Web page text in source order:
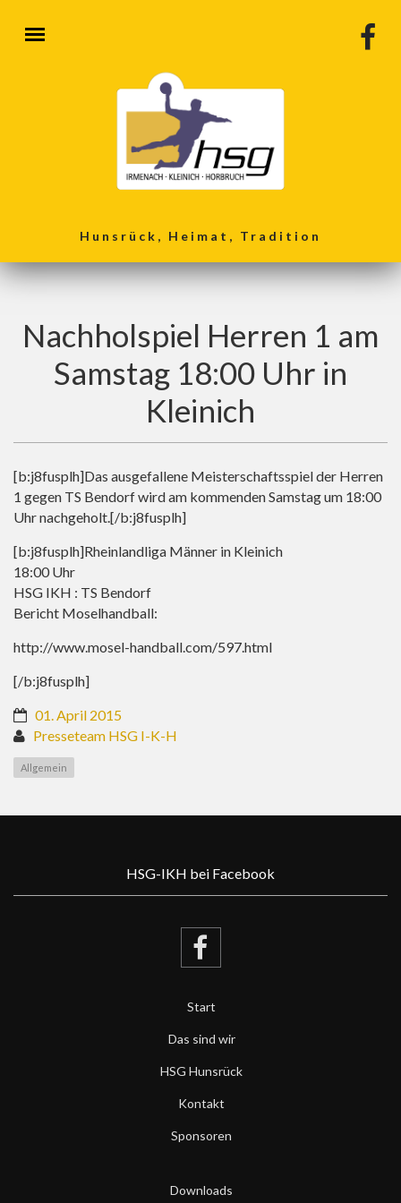
Hunsrück, Heimat, Tradition
Nachholspiel Herren 1 am
Samstag 18:00 Uhr in
Kleinich
[b:j8fusplh]Das ausgefallene Meisterschaftsspiel der Herren
1 gegen TS Bendorf wird am kommenden Samstag um 18:00
Uhr nachgeholt.[/b:j8fusplh]
[b:j8fusplh]Rheinlandliga Männer in Kleinich
18:00 Uhr
HSG IKH : TS Bendorf
Bericht Moselhandball:
http://www.mosel-handball.com/597.html
[/b:j8fusplh]
01. April 2015
Presseteam HSG I-K-H
Allgemein
HSG-IKH bei Facebook
Start
Das sind wir
HSG Hunsrück
Kontakt
Sponsoren
Downloads